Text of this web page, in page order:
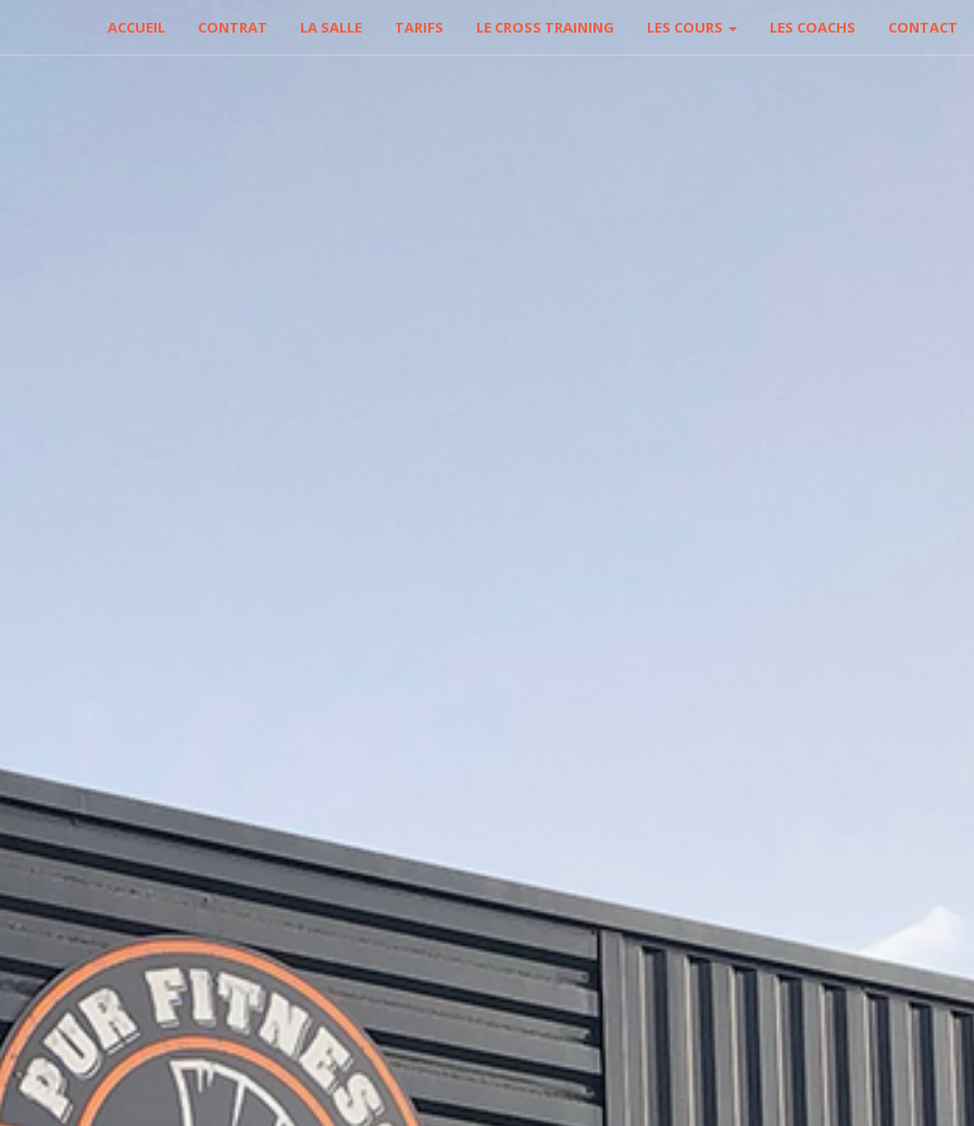
ACCUEIL CONTRAT LA SALLE TARIFS LE CROSS TRAINING LES COURS LES COACHS CONTACT